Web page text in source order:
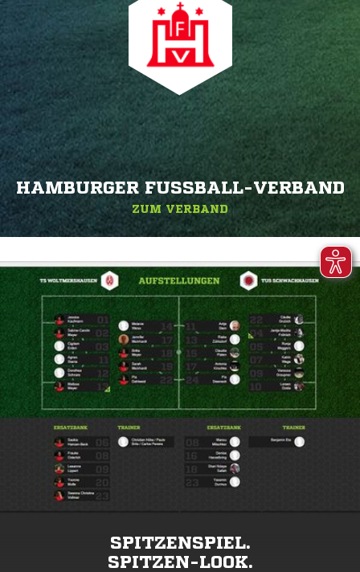
HAMBURGER FUSSBALL-VERBAND
ZUM VERBAND
SPITZENSPIEL.
SPITZEN-LOOK.